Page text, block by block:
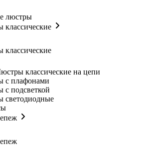
люстры
классические
классические
классические на цепи
с плафонами
с подсветкой
светодиодные